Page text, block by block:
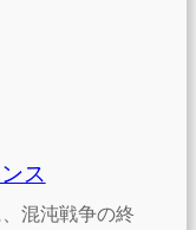
ス
混沌戦争の終